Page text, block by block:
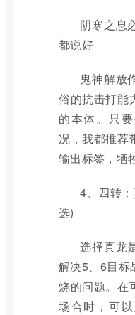
阴寒之息
都说好
鬼神解放
俗的抗击打能
的本体。只
况，我都推荐
输出标签，牺
4、四转
选)
选择真龙
解决5、6目标
烧的问题。在
场合时，可